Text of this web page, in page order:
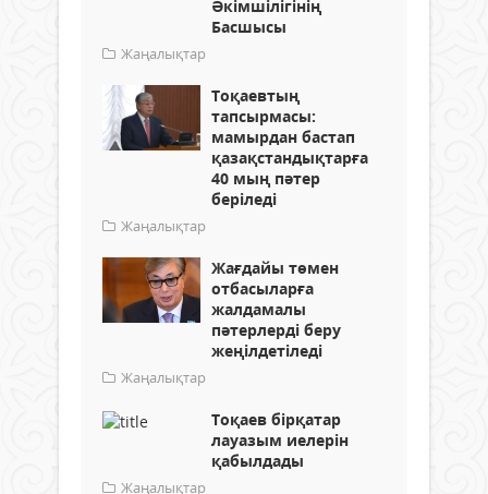
Әкімшілігінің
Басшысы
Жаңалықтар
Тоқаевтың
тапсырмасы:
мамырдан бастап
қазақстандықтарға
40 мың пәтер
беріледі
Жаңалықтар
Жағдайы төмен
отбасыларға
жалдамалы
пәтерлерді беру
жеңілдетіледі
Жаңалықтар
Тоқаев бірқатар
лауазым иелерін
қабылдады
Жаңалықтар